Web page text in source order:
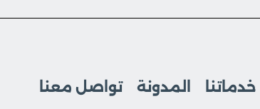
خدماتنا المدونة تواصل معنا